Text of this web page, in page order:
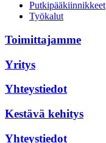
Putkipääkiinnikkeet
Työkalut
Toimittajamme
Yritys
Yhteystiedot
Kestävä kehitys
Yhteystiedot